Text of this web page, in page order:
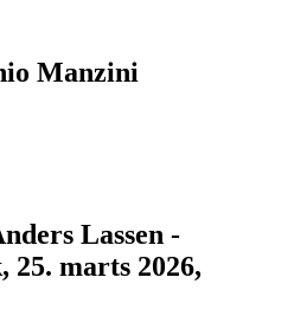
Manzini
Lassen -
marts 2026,